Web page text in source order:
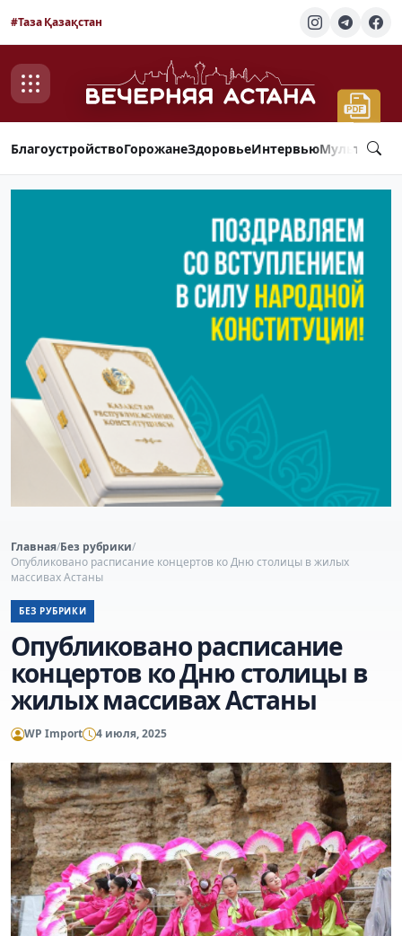
#Таза Қазақстан
БлагоустройствоГорожанеЗдоровьеИнтервью
Главная/Без рубрики/
Опубликовано расписание концертов ко Дню столицы в жилых
массивах Астаны
БЕЗ РУБРИКИ
Опубликовано расписание
концертов ко Дню столицы в
жилых массивах Астаны
WP Import 4 июля, 2025